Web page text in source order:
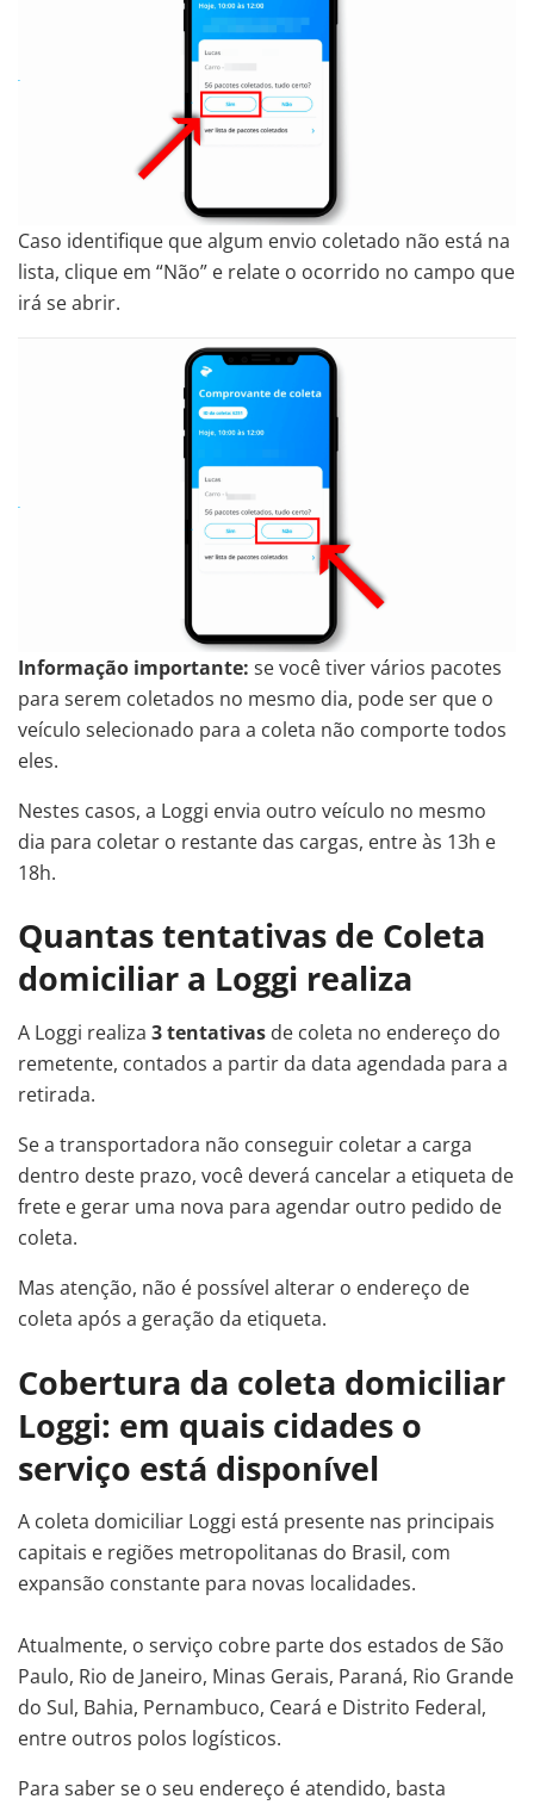
Caso identifique que algum envio coletado não está na
lista, clique em “Não” e relate o ocorrido no campo que
irá se abrir.
Informação importante: se você tiver vários pacotes
para serem coletados no mesmo dia, pode ser que o
veículo selecionado para a coleta não comporte todos
eles.
Nestes casos, a Loggi envia outro veículo no mesmo
dia para coletar o restante das cargas, entre às 13h e
18h.
Quantas tentativas de Coleta
domiciliar a Loggi realiza
A Loggi realiza 3 tentativas de coleta no endereço do
remetente, contados a partir da data agendada para a
retirada.
Se a transportadora não conseguir coletar a carga
dentro deste prazo, você deverá cancelar a etiqueta de
frete e gerar uma nova para agendar outro pedido de
coleta.
Mas atenção, não é possível alterar o endereço de
coleta após a geração da etiqueta.
Cobertura da coleta domiciliar
Loggi: em quais cidades o
serviço está disponível
A coleta domiciliar Loggi está presente nas principais
capitais e regiões metropolitanas do Brasil, com
expansão constante para novas localidades.
Atualmente, o serviço cobre parte dos estados de São
Paulo, Rio de Janeiro, Minas Gerais, Paraná, Rio Grande
do Sul, Bahia, Pernambuco, Ceará e Distrito Federal,
entre outros polos logísticos.
Para saber se o seu endereço é atendido, basta